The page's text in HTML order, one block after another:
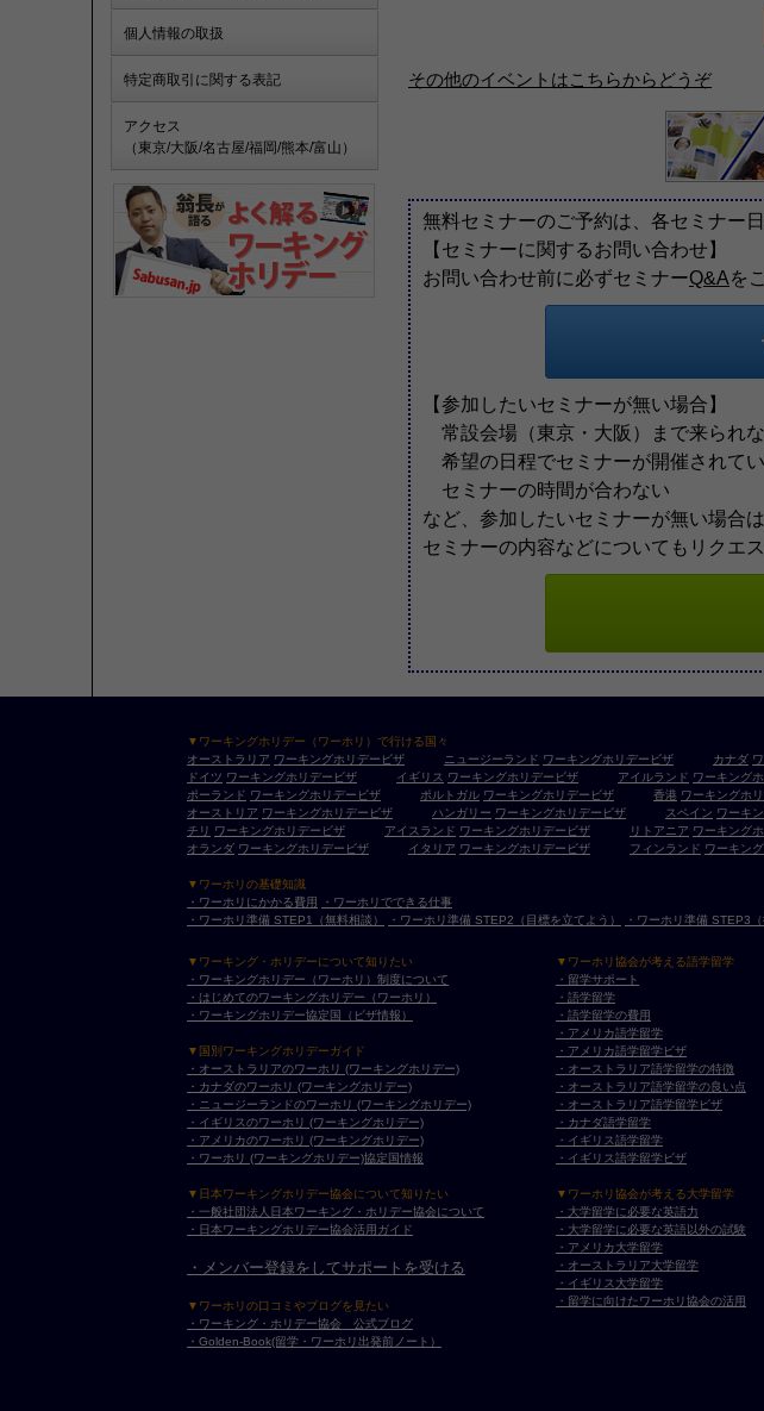
個人情報の取扱
特定商取引に関する表記
アクセス
（東京/大阪/名古屋/福岡/熊本/富山）
その他のイベントはこちらからどうぞ
無料セミナーのご予約は、各セミナー
【セミナーに関するお問い合わせ】
お問い合わせ前に必ずセミナーQ&Aを
【参加したいセミナーが無い場合】
常設会場（東京・大阪）まで来られ
希望の日程でセミナーが開催されて
セミナーの時間が合わない
など、参加したいセミナーが無い場合
セミナーの内容などについてもリクエ
▼ワーキングホリデー（ワーホリ）で行ける国々
オーストラリア ワーキングホリデービザ ニュージーランド ワーキングホリデービザ カナダ
ドイツ ワーキングホリデービザ イギリス ワーキングホリデービザ アイルランド ワーキング
ポーランド ワーキングホリデービザ ポルトガル ワーキングホリデービザ 香港 ワーキングホ
オーストリア ワーキングホリデービザ ハンガリー ワーキングホリデービザ スペイン ワーキ
チリ ワーキングホリデービザ アイスランド ワーキングホリデービザ リトアニア ワーキング
オランダ ワーキングホリデービザ イタリア ワーキングホリデービザ フィンランド ワーキン
▼ワーホリの基礎知識
・ワーホリにかかる費用
・ワーホリでできる仕事
・ワーホリ準備 STEP1（無料相談）
・ワーホリ準備 STEP2（目標を立てよう） ・ワーホリ準備 STEP3（
▼ワーキング・ホリデーについて知りたい
・ワーキングホリデー（ワーホリ）制度について
・はじめてのワーキングホリデー（ワーホリ）
・ワーキングホリデー協定国（ビザ情報）
▼国別ワーキングホリデーガイド
・オーストラリアのワーホリ (ワーキングホリデー)
・カナダのワーホリ (ワーキングホリデー)
・ニュージーランドのワーホリ (ワーキングホリデー)
・イギリスのワーホリ (ワーキングホリデー)
・アメリカのワーホリ (ワーキングホリデー)
・ワーホリ (ワーキングホリデー)協定国情報
▼日本ワーキングホリデー協会について知りたい
・一般社団法人日本ワーキング・ホリデー協会について
・日本ワーキングホリデー協会活用ガイド
・メンバー登録をしてサポートを受ける
▼ワーホリの口コミやブログを見たい
・ワーキング・ホリデー協会 公式ブログ
・Golden-Book(留学・ワーホリ出発前ノート）
▼ワーホリ協会が考える語学留学
・留学サポート
・語学留学
・語学留学の費用
・アメリカ語学留学
・アメリカ語学留学ビザ
・オーストラリア語学留学の特徴
・オーストラリア語学留学の良い点
・オーストラリア語学留学ビザ
・カナダ語学留学
・イギリス語学留学
・イギリス語学留学ビザ
▼ワーホリ協会が考える大学留学
・大学留学に必要な英語力
・大学留学に必要な英語以外の試験
・アメリカ大学留学
・オーストラリア大学留学
・イギリス大学留学
・留学に向けたワーホリ協会の活用